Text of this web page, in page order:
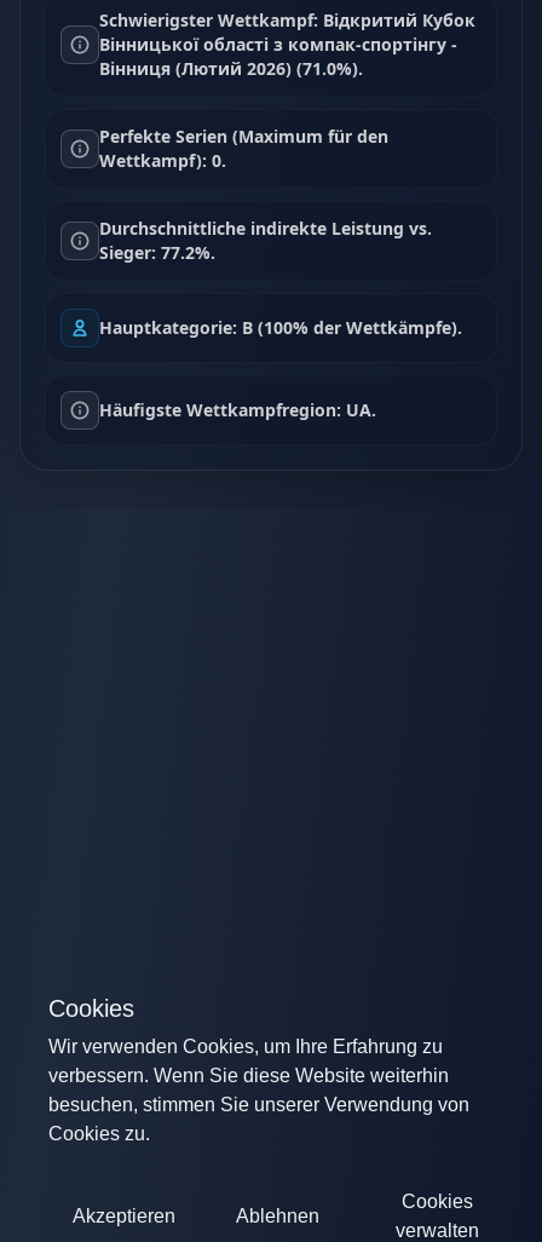
Schwierigster Wettkampf: Відкритий Кубок
Вінницької області з компак-спортінгу -
Вінниця (Лютий 2026) (71.0%).
Perfekte Serien (Maximum für den
Wettkampf): 0.
Durchschnittliche indirekte Leistung vs.
Sieger: 77.2%.
Hauptkategorie: B (100% der Wettkämpfe).
Häufigste Wettkampfregion: UA.
Cookies
Wir verwenden Cookies, um Ihre Erfahrung zu
verbessern. Wenn Sie diese Website weiterhin
besuchen, stimmen Sie unserer Verwendung von
Cookies zu.
Akzeptieren Ablehnen
Cookies
verwalten